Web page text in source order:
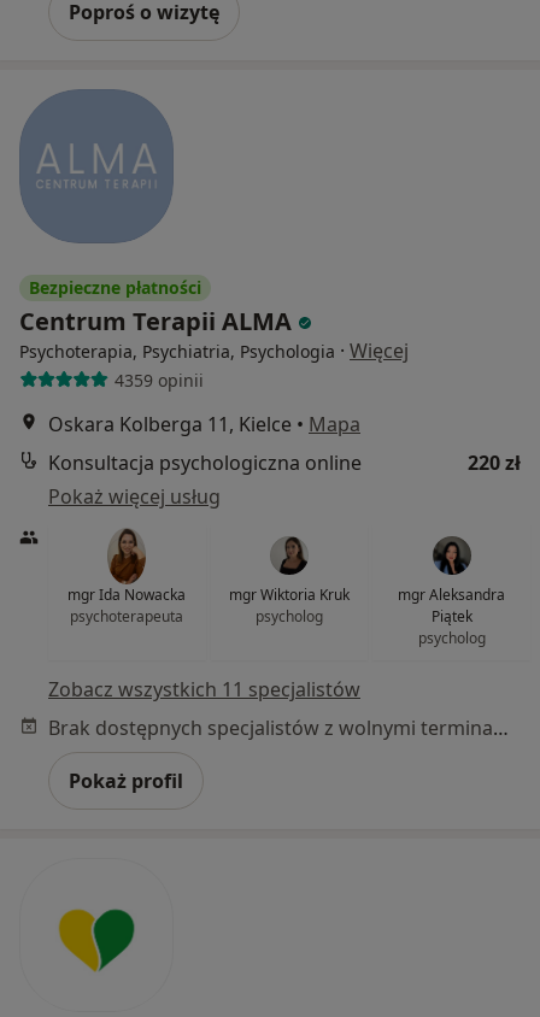
Poproś o wizytę
Bezpieczne płatności
Centrum Terapii ALMA
Psychoterapia, Psychiatria, Psychologia · Więcej
4359 opinii
Oskara Kolberga 11, Kielce • Mapa
Konsultacja psychologiczna online
220 zł
Pokaż więcej usług
mgr Ida Nowacka
psychoterapeuta
mgr Wiktoria Kruk
psycholog
mgr Aleksandra
Piątek
psycholog
Zobacz wszystkich 11 specjalistów
Brak dostępnych specjalistów z wolnymi terminami w tym centrum medycznym.
Pokaż profil